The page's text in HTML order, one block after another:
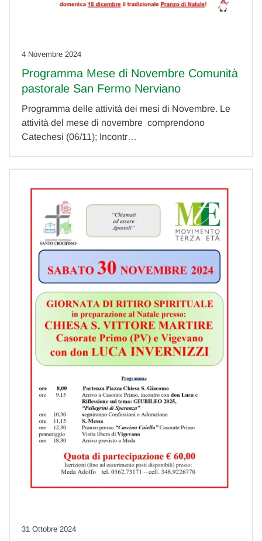
4 Novembre 2024
Programma Mese di Novembre Comunità
pastorale San Fermo Nerviano
Programma delle attività dei mesi di Novembre. Le
attività del mese di novembre comprendono
Catechesi (06/11); Incontr…
31 Ottobre 2024